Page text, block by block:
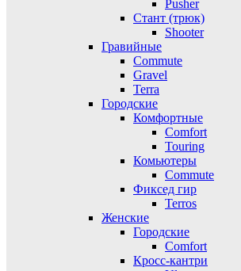
Pusher
Стант (трюк)
Shooter
Гравийные
Commute
Gravel
Terra
Городские
Комфортные
Comfort
Touring
Комьютеры
Commute
Фиксед гир
Terros
Женские
Городские
Comfort
Кросс-кантри